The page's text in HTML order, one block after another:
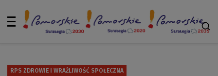
RPS ZDROWIE I WRAŻLIWOŚĆ SPOŁECZNA